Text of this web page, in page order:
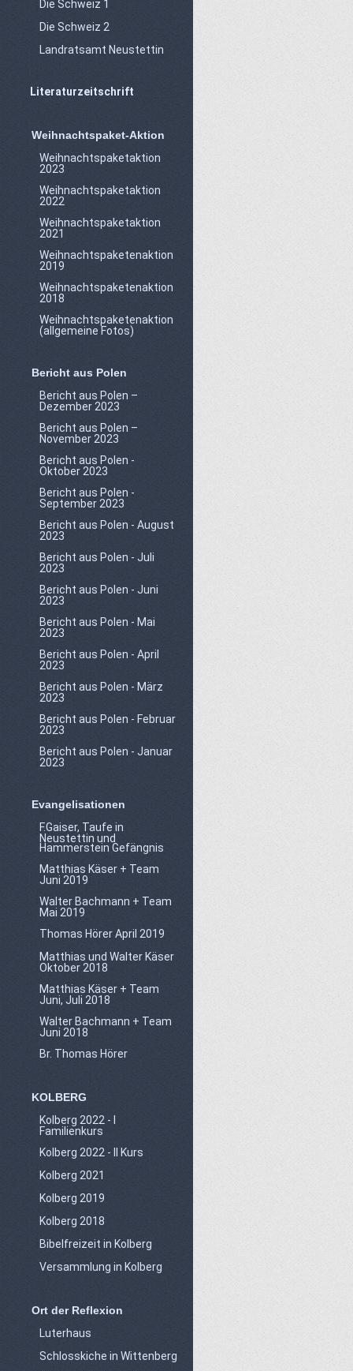
Die Schweiz 1
Die Schweiz 2
Landratsamt Neustettin
Literaturzeitschrift
Weihnachtspaket-Aktion
Weihnachtspaketaktion
2023
Weihnachtspaketaktion
2022
Weihnachtspaketaktion
2021
Weihnachtspaketenaktion
2019
Weihnachtspaketenaktion
2018
Weihnachtspaketenaktion
(allgemeine Fotos)
Bericht aus Polen
Bericht aus Polen –
Dezember 2023
Bericht aus Polen –
November 2023
Bericht aus Polen -
Oktober 2023
Bericht aus Polen -
September 2023
Bericht aus Polen - August
2023
Bericht aus Polen - Juli
2023
Bericht aus Polen - Juni
2023
Bericht aus Polen - Mai
2023
Bericht aus Polen - April
2023
Bericht aus Polen - März
2023
Bericht aus Polen - Februar
2023
Bericht aus Polen - Januar
2023
Evangelisationen
F.Gaiser, Taufe in
Neustettin und
Hammerstein Gefängnis
Matthias Käser + Team
Juni 2019
Walter Bachmann + Team
Mai 2019
Thomas Hörer April 2019
Matthias und Walter Käser
Oktober 2018
Matthias Käser + Team
Juni, Juli 2018
Walter Bachmann + Team
Juni 2018
Br. Thomas Hörer
KOLBERG
Kolberg 2022 - I
Familienkurs
Kolberg 2022 - II Kurs
Kolberg 2021
Kolberg 2019
Kolberg 2018
Bibelfreizeit in Kolberg
Versammlung in Kolberg
Ort der Reflexion
Luterhaus
Schlosskiche in Wittenberg